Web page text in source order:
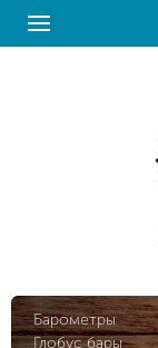
Барометры
Глобус бары